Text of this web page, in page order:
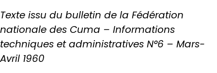
Texte issu du bulletin de la Fédération
nationale des Cuma – Informations
techniques et administratives N°6 – Mars-
Avril 1960